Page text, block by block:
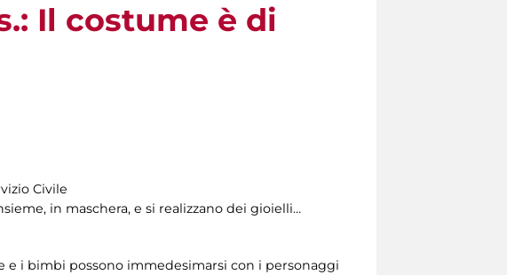
Il costume è di
Civile
in maschera, e si realizzano dei gioielli…
i bimbi possono immedesimarsi con i personaggi